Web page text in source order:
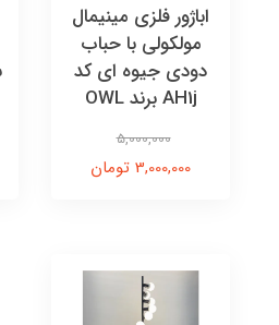
اباژور فلزی مینیمال
مولکولی با حباب
دودی جیوه ای کد
AH1j برند OWL
5,000,000
3,000,000 تومان